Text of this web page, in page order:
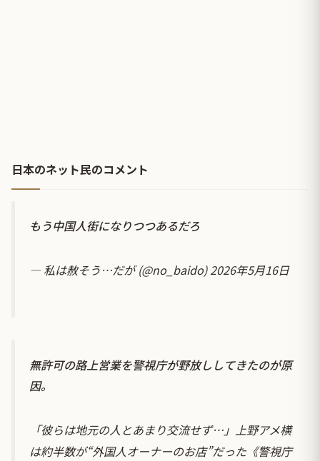
日本のネット民のコメント
もう中国人街になりつつあるだろ
— 私は赦そう…だが (@no_baido)2026年5月16日
無許可の路上営業を警視庁が野放ししてきたのが原
因。
「彼らは地元の人とあまり交流せず…」上野アメ横
は約半数が“外国人オーナーのお店”だった《警視庁